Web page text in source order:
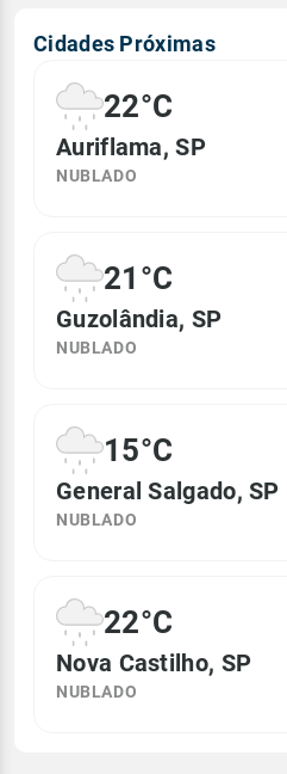
Cidades Próximas
22°C
Auriflama, SP
NUBLADO
21°C
Guzolândia, SP
NUBLADO
15°C
General Salgado, SP
NUBLADO
22°C
Nova Castilho, SP
NUBLADO